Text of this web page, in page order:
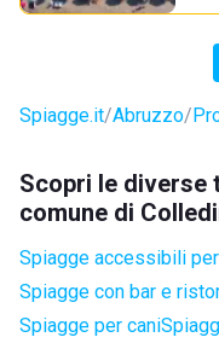
Spiagge.it Abruzzo
Scopri le diverse
comune di
Spiagge accessibili
Spiagge con bar e
Spiagge per cani